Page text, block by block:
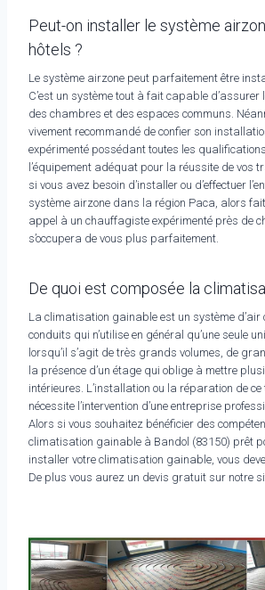
Peut-on installer le système
hôtels ?
Le système airzone peut parfaitement être
C’est un système tout à fait capable d’assurer
des chambres et des espaces communs.
vivement recommandé de confier son
expérimenté possédant toutes les
l’équipement adéquat pour la réussite de vos
si vous avez besoin d’installer ou d’effectuer
système airzone dans la région Paca, alors
appel à un chauffagiste expérimenté près de
s’occupera de vous plus parfaitement.
De quoi est composée la
La climatisation gainable est un système d’air
conduits qui n’utilise en général qu’une seule
lorsqu’il s’agit de très grands volumes, de
la présence d’un étage qui oblige à mettre
intérieures. L’installation ou la réparation de
nécessite l’intervention d’une entreprise
Alors si vous souhaitez bénéficier des
climatisation gainable à Bandol (83150) prêt
installer votre climatisation gainable, vous
De plus vous aurez un devis gratuit sur notre